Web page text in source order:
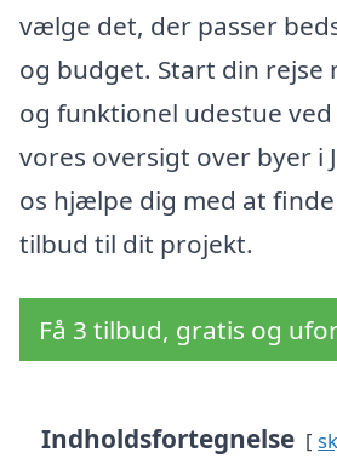
vælge det, der passer
og budget. Start din rejse
og funktionel udestue
vores oversigt over byer i
os hjælpe dig med at
tilbud til dit projekt.
Få 3 tilbud, gratis og
Indholdsfortegnelse